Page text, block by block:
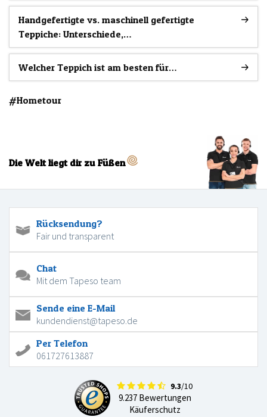
Handgefertigte vs. maschinell gefertigte
Teppiche: Unterschiede,…
Welcher Teppich ist am besten für…
#Hometour
Die Welt liegt dir zu Füßen
Rücksendung?
Fair und transparent
Chat
Mit dem Tapeso team
Sende eine E-Mail
kundendienst@tapeso.de
Per Telefon
061727613887
9.3/10
9.237 Bewertungen
Käuferschutz